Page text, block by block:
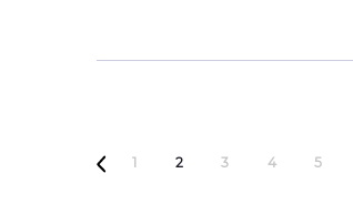
1 2 3 4 5